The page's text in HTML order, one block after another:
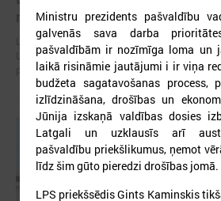
ministrijas sarunas
Latvijas Pašvaldību savienība aicina
Latvijas Pašvaldību savienības sarunās, kas
plkst. 14:30 LPS 4. stāva zālē (Mazā Pils iela
Ministru prezidents pašvaldību
galvenās sava darba
pašvaldībām ir nozīmīga loma un
laikā risināmie jautājumi i ir viņa
budžeta sagatavošanas process,
izlīdzināšana, drošības un
Jūnija izskaņā valdības dosies
Latgali un uzklausīs arī
pašvaldību priekšlikumus, ņemot
līdz šim gūto pieredzi drošības jomā.
LPS priekšsēdis Gints Kaminskis